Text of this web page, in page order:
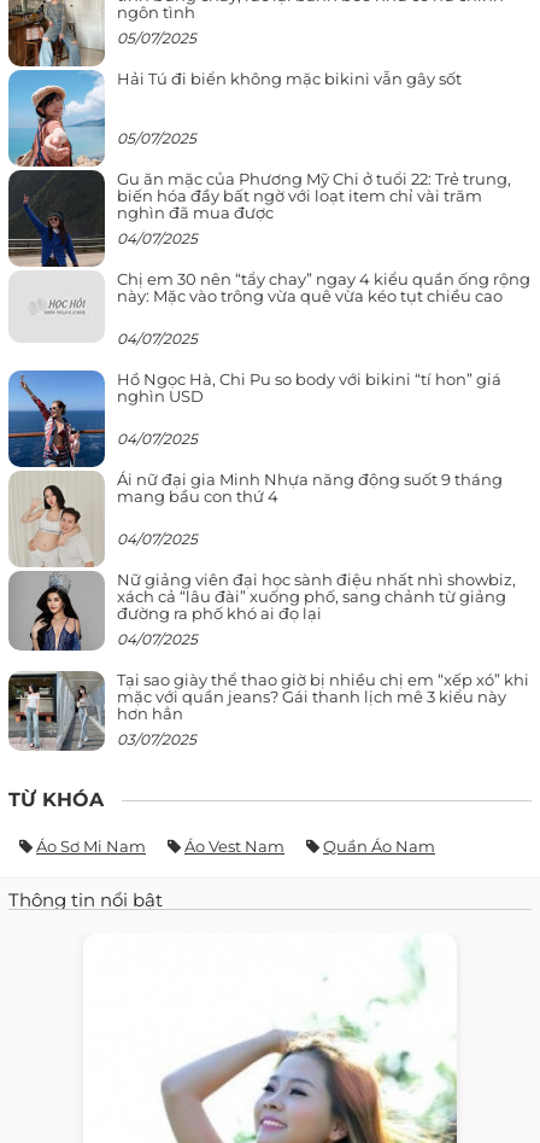
ngôn tình
05/07/2025
Hải Tú đi biển không mặc bikini vẫn gây sốt
05/07/2025
Gu ăn mặc của Phương Mỹ Chi ở tuổi 22: Trẻ trung,
biến hóa đầy bất ngờ với loạt item chỉ vài trăm
nghìn đã mua được
04/07/2025
Chị em 30 nên “tẩy chay” ngay 4 kiểu quần ống rộng
này: Mặc vào trông vừa quê vừa kéo tụt chiều cao
04/07/2025
Hồ Ngọc Hà, Chi Pu so body với bikini “tí hon” giá
nghìn USD
04/07/2025
Ái nữ đại gia Minh Nhựa năng động suốt 9 tháng
mang bầu con thứ 4
04/07/2025
Nữ giảng viên đại học sành điệu nhất nhì showbiz,
xách cả “lâu đài” xuống phố, sang chảnh từ giảng
đường ra phố khó ai đọ lại
04/07/2025
Tại sao giày thể thao giờ bị nhiều chị em “xếp xó” khi
mặc với quần jeans? Gái thanh lịch mê 3 kiểu này
hơn hẳn
03/07/2025
TỪ KHÓA
Áo Sơ Mi Nam Áo Vest Nam Quần Áo Nam
Thông tin nổi bật